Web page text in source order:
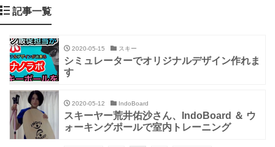
記事一覧
2020-05-15 スキー
シミュレーターでオリジナルデザイン作れま
す
2020-05-12 IndoBoard
スキーヤー荒井佑沙さん、IndoBoard ＆ ウ
ォーキングポールで室内トレーニング